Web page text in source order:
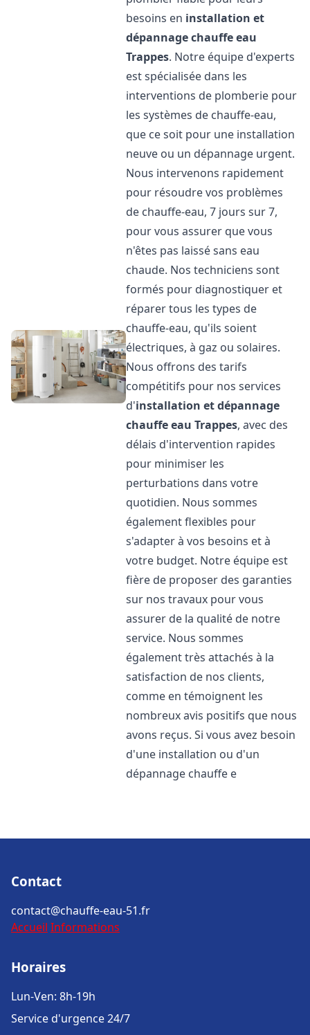
besoins en installation et
dépannage chauffe eau
Trappes. Notre équipe d'experts
est spécialisée dans les
interventions de plomberie pour
les systèmes de chauffe-eau,
que ce soit pour une installation
neuve ou un dépannage urgent.
Nous intervenons rapidement
pour résoudre vos problèmes
de chauffe-eau, 7 jours sur 7,
pour vous assurer que vous
n'êtes pas laissé sans eau
chaude. Nos techniciens sont
formés pour diagnostiquer et
réparer tous les types de
chauffe-eau, qu'ils soient
électriques, à gaz ou solaires.
Nous offrons des tarifs
compétitifs pour nos services
d'installation et dépannage
chauffe eau Trappes, avec des
délais d'intervention rapides
pour minimiser les
perturbations dans votre
quotidien. Nous sommes
également flexibles pour
s'adapter à vos besoins et à
votre budget. Notre équipe est
fière de proposer des garanties
sur nos travaux pour vous
assurer de la qualité de notre
service. Nous sommes
également très attachés à la
satisfaction de nos clients,
comme en témoignent les
nombreux avis positifs que nous
avons reçus. Si vous avez besoin
d'une installation ou d'un
dépannage chauffe e
Contact
contact@chauffe-eau-51.fr
Accueil Informations
Horaires
Lun-Ven: 8h-19h
Service d'urgence 24/7